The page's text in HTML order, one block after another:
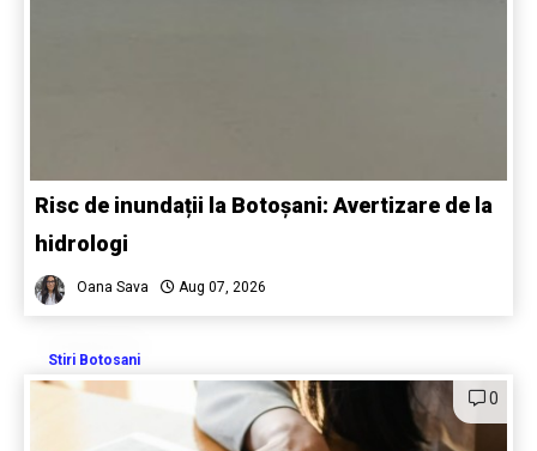
Risc de inundații la Botoșani: Avertizare de la
hidrologi
Oana Sava Aug 07, 2026
Stiri Botosani
0